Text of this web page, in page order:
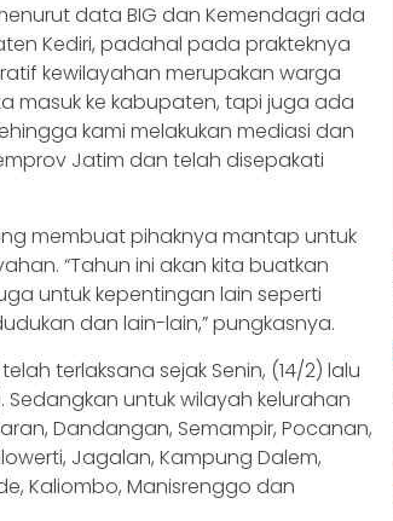
data BIG dan Kemendagri ada
Kediri, padahal pada prakteknya
kewilayahan merupakan warga
masuk ke kabupaten, tapi juga ada
kami melakukan mediasi dan
Jatim dan telah disepakati
membuat pihaknya mantap untuk
“Tahun ini akan kita buatkan
untuk kepentingan lain seperti
dan lain-lain,” pungkasnya.
terlaksana sejak Senin, (14/2) lalu
Sedangkan untuk wilayah kelurahan
Dandangan, Semampir, Pocanan,
Jagalan, Kampung Dalem,
Kaliombo, Manisrenggo dan